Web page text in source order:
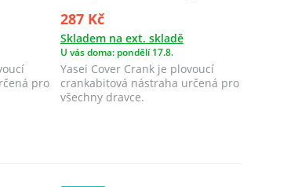
pro
287 Kč
Skladem na ext. skladě
U vás doma: pondělí 17.8.
Yasei Cover Crank je plovoucí
crankabitová nástraha určená pro
všechny dravce.